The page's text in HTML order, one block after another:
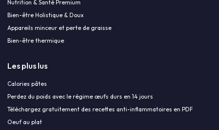
Nutrition & Santé Premium
Bien-être Holistique & Doux
Appareils minceur et perte de graisse
Bien-être thermique
Les plus lus
Calories pâtes
Perdez du poids avec le régime œufs durs en 14 jours
Téléchargez gratuitement des recettes anti-inflammatoires en PDF
Oeuf au plat